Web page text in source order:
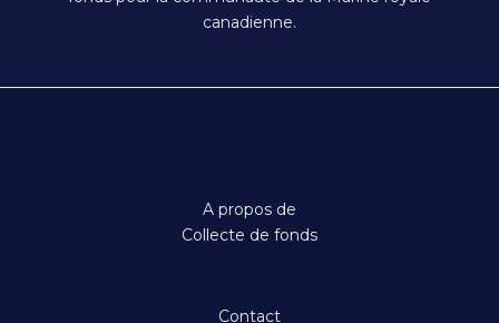
canadienne.
A propos de
Collecte de fonds
Contact